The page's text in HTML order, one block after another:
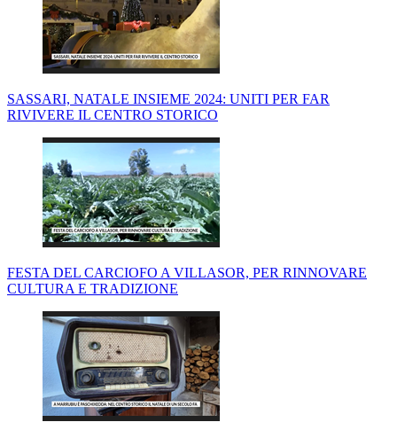
SASSARI, NATALE INSIEME 2024: UNITI PER FAR
RIVIVERE IL CENTRO STORICO
FESTA DEL CARCIOFO A VILLASOR, PER RINNOVARE
CULTURA E TRADIZIONE